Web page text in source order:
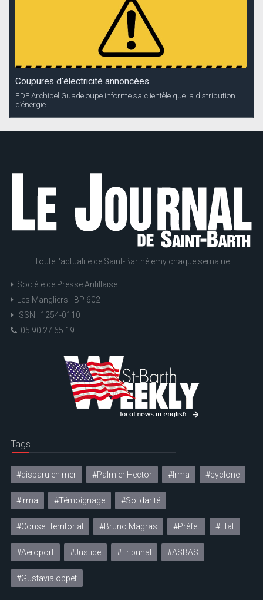
Coupures d’électricité annoncées
EDF Archipel Guadeloupe informe sa clientèle que la distribution
d’énergie...
Toute l'actualité de Saint-Barthélemy chaque semaine
Société de Presse Antillaise
Les Mangliers - BP 602
ISSN : 1254-0110
05 90 27 65 19
Tags
#disparu en mer #Palmier Hector #Irma #cyclone
#irma #Témoignage #Solidarité
#Conseil territorial #Bruno Magras #Préfet #Etat
#Aéroport #Justice #Tribunal #ASBAS
#Gustavialoppet